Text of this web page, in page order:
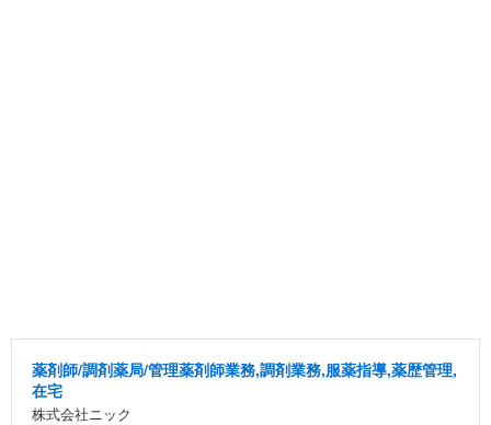
薬剤師/調剤薬局/管理薬剤師業務,調剤業務,服薬指導,薬歴管理,
在宅
株式会社ニック